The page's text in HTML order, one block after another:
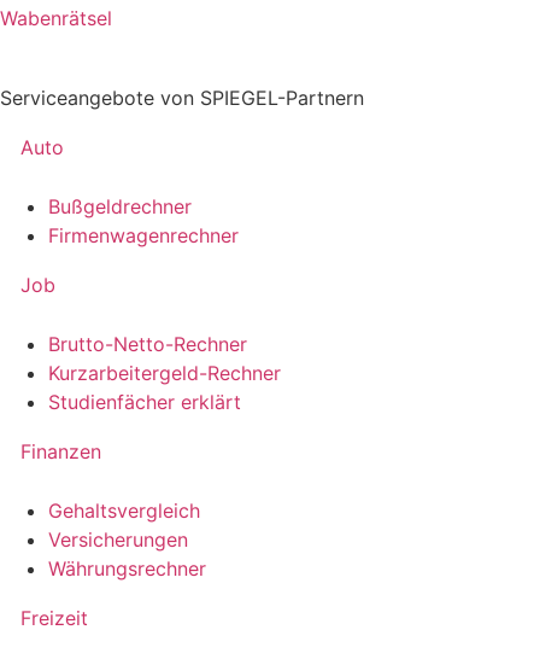
Wabenrätsel
Serviceangebote von SPIEGEL-Partnern
Auto
Bußgeldrechner
Firmenwagenrechner
Job
Brutto-Netto-Rechner
Kurzarbeitergeld-Rechner
Studienfächer erklärt
Finanzen
Gehaltsvergleich
Versicherungen
Währungsrechner
Freizeit